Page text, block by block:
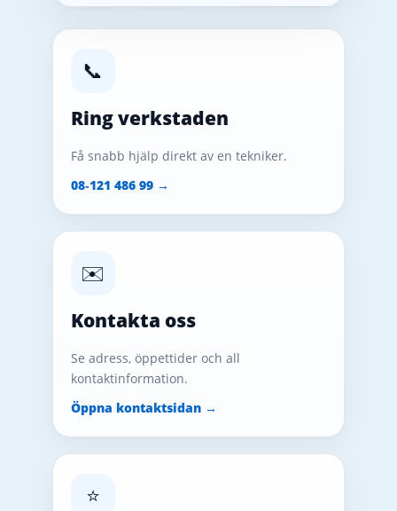
📞
Ring verkstaden
Få snabb hjälp direkt av en tekniker.
08‑121 486 99 →
✉️
Kontakta oss
Se adress, öppettider och all
kontaktinformation.
Öppna kontaktsidan →
⭐